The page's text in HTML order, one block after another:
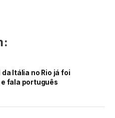
da Itália no Rio já foi
fala português